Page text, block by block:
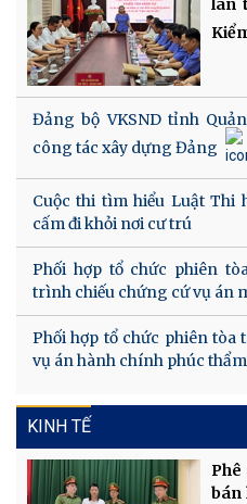
lan
Đảng bộ VKSND tỉnh
công tác xây dựng Đảng
Cuộc thi tìm hiểu Luật Thi
cấm đi khỏi nơi cư trú
Phối hợp tổ chức phiên
trình chiếu chứng cứ vụ án
Phối hợp tổ chức phiên
vụ án hành chính phúc thẩm
KINH TẾ
Phê
bán